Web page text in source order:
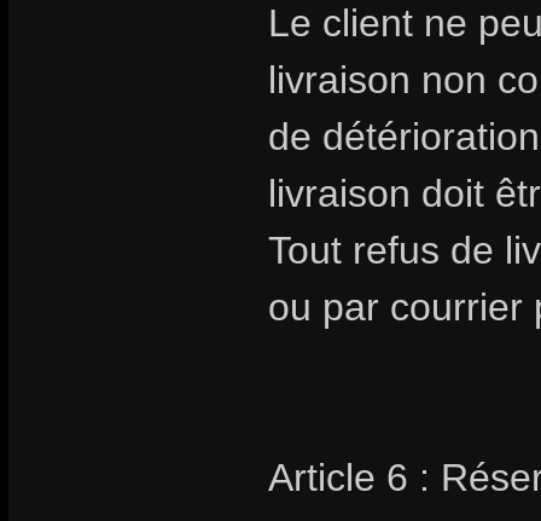
Le client ne
livraison non
de
livraison doit
Tout refus de
ou par courrier
Article 6 :